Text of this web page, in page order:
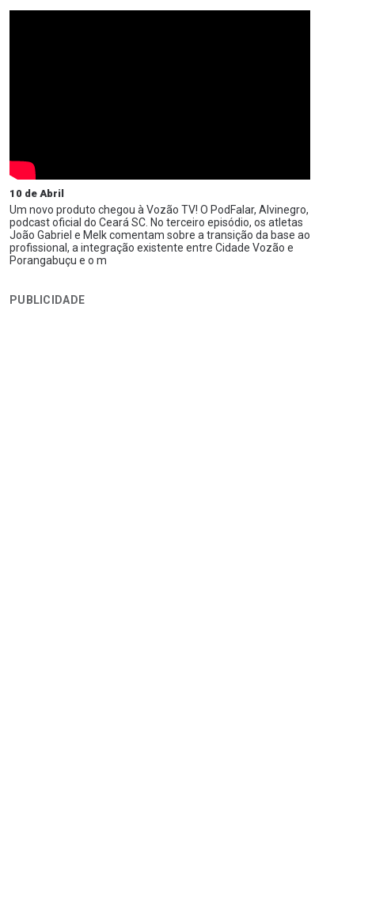
10 de Abril
Um novo produto chegou à Vozão TV! O PodFalar, Alvinegro,
podcast oficial do Ceará SC. No terceiro episódio, os atletas
João Gabriel e Melk comentam sobre a transição da base ao
profissional, a integração existente entre Cidade Vozão e
Porangabuçu e o m
PUBLICIDADE